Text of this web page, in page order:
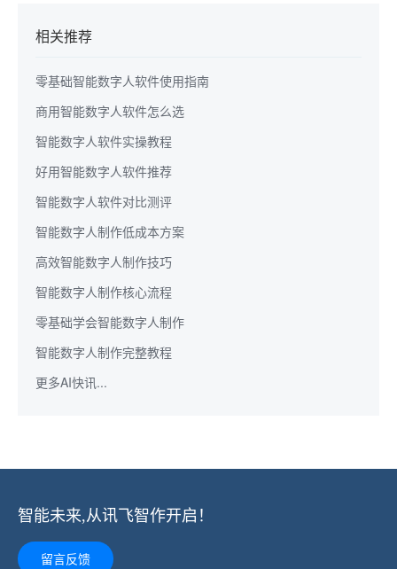
相关推荐
零基础智能数字人软件使用指南
商用智能数字人软件怎么选
智能数字人软件实操教程
好用智能数字人软件推荐
智能数字人软件对比测评
智能数字人制作低成本方案
高效智能数字人制作技巧
智能数字人制作核心流程
零基础学会智能数字人制作
智能数字人制作完整教程
更多AI快讯...
智能未来,从讯飞智作开启！
留言反馈